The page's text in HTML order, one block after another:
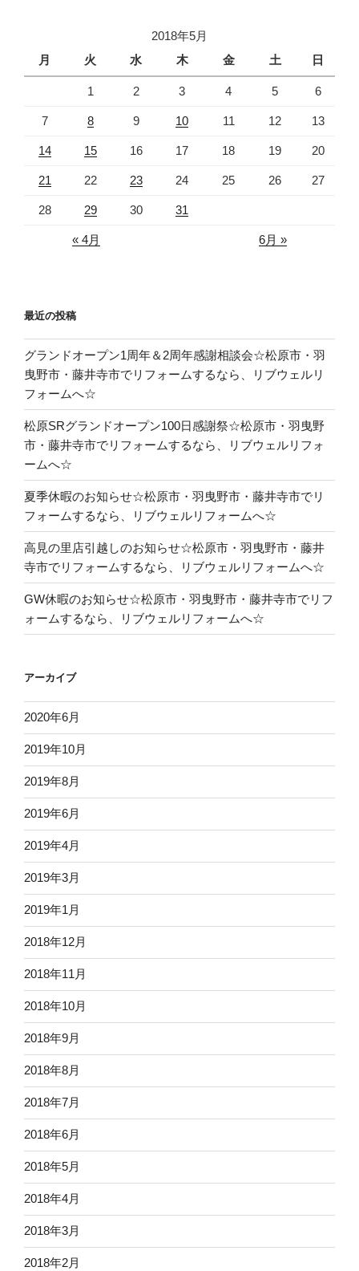
2018年5月
月
火 水 木 金 土 日
1 2 3 4 5 6
7 8 9 10 11 12 13
14 15 16 17 18 19 20
21 22 23 24 25 26 27
28 29 30 31
« 4月 6月 »
最近の投稿
グランドオープン1周年＆2周年感謝相談会☆松原市・羽
曳野市・藤井寺市でリフォームするなら、リブウェルリ
フォームへ☆
松原SRグランドオープン100日感謝祭☆松原市・羽曳野
市・藤井寺市でリフォームするなら、リブウェルリフォ
ームへ☆
夏季休暇のお知らせ☆松原市・羽曳野市・藤井寺市でリ
フォームするなら、リブウェルリフォームへ☆
高見の里店引越しのお知らせ☆松原市・羽曳野市・藤井
寺市でリフォームするなら、リブウェルリフォームへ☆
GW休暇のお知らせ☆松原市・羽曳野市・藤井寺市でリフ
ォームするなら、リブウェルリフォームへ☆
アーカイブ
2020年6月
2019年10月
2019年8月
2019年6月
2019年4月
2019年3月
2019年1月
2018年12月
2018年11月
2018年10月
2018年9月
2018年8月
2018年7月
2018年6月
2018年5月
2018年4月
2018年3月
2018年2月